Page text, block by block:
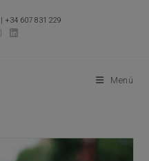
| +34 607 831 229
Menú